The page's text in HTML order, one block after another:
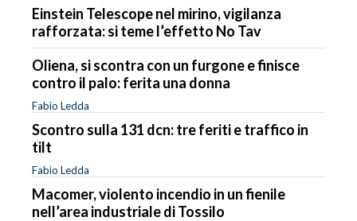
Einstein Telescope nel mirino, vigilanza
rafforzata: si teme l’effetto No Tav
Oliena, si scontra con un furgone e finisce
contro il palo: ferita una donna
Fabio Ledda
Scontro sulla 131 dcn: tre feriti e traffico in
tilt
Fabio Ledda
Macomer, violento incendio in un fienile
nell’area industriale di Tossilo